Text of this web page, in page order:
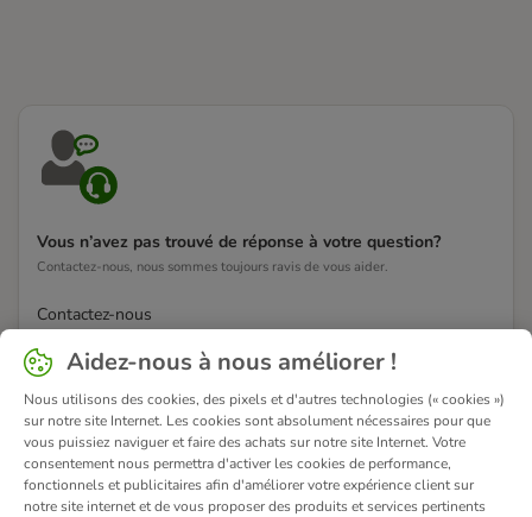
Vous n’avez pas trouvé de réponse à votre question?
Contactez-nous, nous sommes toujours ravis de vous aider.
Contactez-nous
Aidez-nous à nous améliorer !
Nous utilisons des cookies, des pixels et d'autres technologies (« cookies »)
sur notre site Internet. Les cookies sont absolument nécessaires pour que
vous puissiez naviguer et faire des achats sur notre site Internet. Votre
consentement nous permettra d'activer les cookies de performance,
fonctionnels et publicitaires afin d'améliorer votre expérience client sur
notre site internet et de vous proposer des produits et services pertinents